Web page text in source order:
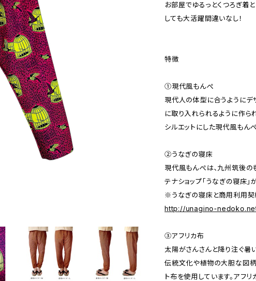
お部屋でゆるっとくつろぎ着
しても大活躍間違いなし！
特徴
①現代風もんぺ
現代人の体型に合うようにデ
に取り入れられるように作ら
シルエットにした現代風もんぺ
②うなぎの寝床
現代風もんぺは、九州筑後の
テナショップ「うなぎの寝床
※うなぎの寝床と商用利用契
http://unagino-
③アフリカ布
太陽がさんさんと降り注ぐ暑
伝統文化や植物の大胆な図柄
ト布を使用しています。アフ